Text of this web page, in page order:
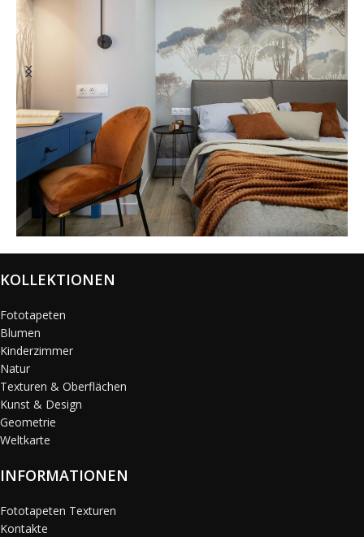
@karols_interiors
KOLLEKTIONEN
Fototapeten
Blumen
Kinderzimmer
Natur
Texturen & Oberflächen
Kunst & Design
Geometrie
Weltkarte
INFORMATIONEN
Fototapeten Texturen
Kontakte